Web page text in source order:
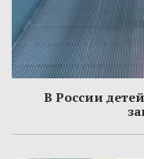
В России